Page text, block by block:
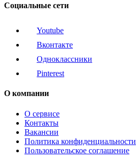
Социальные сети
Youtube
Вконтакте
Одноклассники
Pinterest
О компании
О сервисе
Контакты
Вакансии
Политика конфиденциальности
Пользовательское соглашение